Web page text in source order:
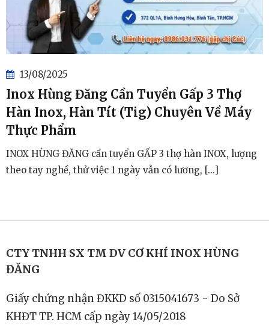
13/08/2025
Inox Hùng Đăng Cần Tuyển Gấp 3 Thợ
Hàn Inox, Hàn Tít (Tig) Chuyên Về Máy
Thực Phẩm
INOX HÙNG ĐĂNG cần tuyển GẤP 3 thợ hàn INOX, lượng
theo tay nghề, thử việc 1 ngày vẫn có lương, [...]
CTY TNHH SX TM DV CƠ KHÍ INOX HÙNG
ĐĂNG
Giấy chứng nhận ĐKKD số 0315041673 - Do Sở
KHĐT TP. HCM cấp ngày 14/05/2018